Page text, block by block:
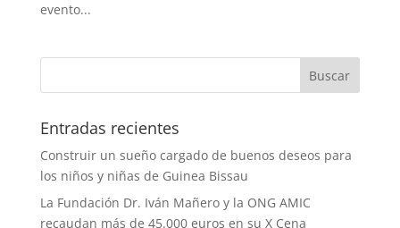
evento...
Entradas recientes
Construir un sueño cargado de buenos deseos para
los niños y niñas de Guinea Bissau
La Fundación Dr. Iván Mañero y la ONG AMIC
recaudan más de 45.000 euros en su X Cena